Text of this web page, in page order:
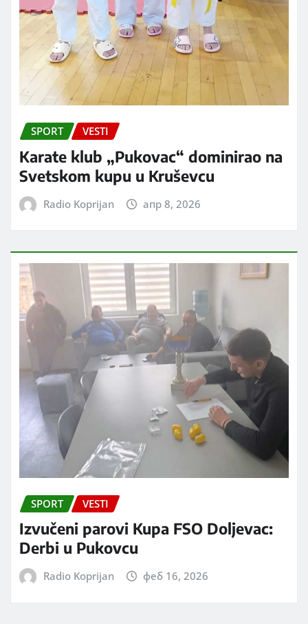
SPORT VESTI
Karate klub „Pukovac“ dominirao na
Svetskom kupu u Kruševcu
Radio Koprijan апр 8, 2026
SPORT VESTI
Izvučeni parovi Kupa FSO Doljevac:
Derbi u Pukovcu
Radio Koprijan феб 16, 2026